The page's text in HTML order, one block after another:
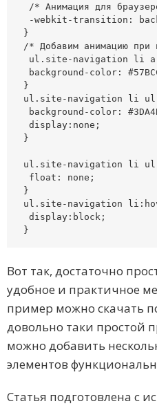
/* Анимация для
-webkit-transition:
}
/* Добавим анимацию при
ul.site-navigation li
background-color:
}
ul.site-navigation li
background-color:
display:none;
}
ul.site-navigation li
float: none;
}
ul.site-navigation
display:block;
}
Вот так, достаточно
удобное и практичное
пример можно скачать
довольно таки простой
можно добавить
элементов
Статья подготовлена с